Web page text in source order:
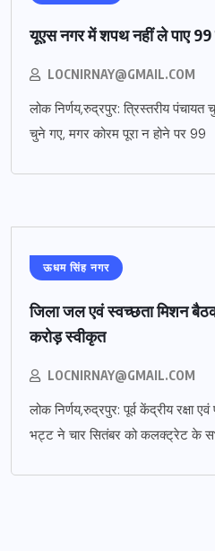
यूएस नगर में शपथ नहीं ले पाए 99
LOCNIRNAY@GMAIL.COM
लोक निर्णय,रुद्रपुर: त्रिस्तरीय
चुने गए, मगर कोरम पूरा न होने पर 99
ऊधम सिंह नगर
जिला जल एवं स्वच्छता मिशन
करोड़ स्वीकृत
LOCNIRNAY@GMAIL.COM
लोक निर्णय,रुद्रपुर: पूर्व केंद्रीय रक्षा
भट्ट ने चार सितंबर को कलक्ट्रेट के